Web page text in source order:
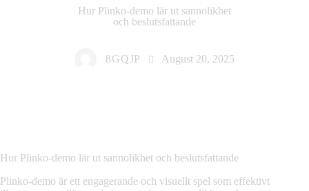
Hur Plinko-demo lär ut sannolikhet
och beslutsfattande
8GQJP August 20, 2025
Hur Plinko-demo lär ut sannolikhet och beslutsfattande
Plinko-demo är ett engagerande och visuellt spel som effektivt